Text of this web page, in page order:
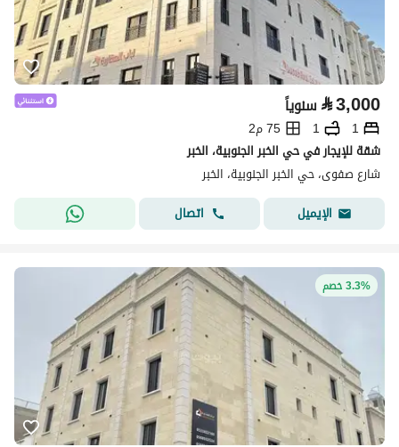
⃁3,000 سنوياً
1
1
75 م2
شقة للإيجار في حي الخبر الجنوبية، الخبر
شارع صفوى، حي الخبر الجنوبية، الخبر
الإيميل
اتصال
3.3% خصم